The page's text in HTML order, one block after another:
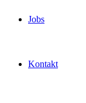
Jobs
Kontakt